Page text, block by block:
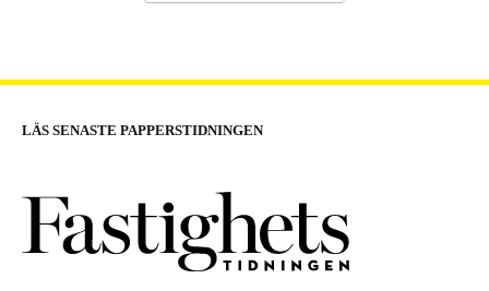
LÄS SENASTE PAPPERSTIDNINGEN